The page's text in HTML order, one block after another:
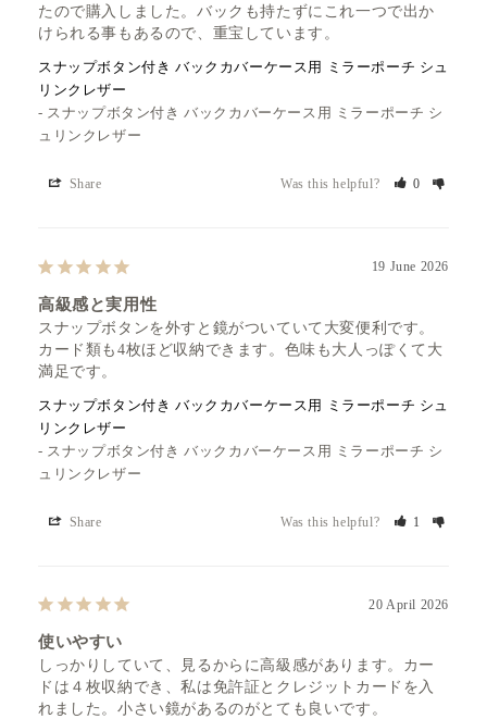
たので購入しました。バックも持たずにこれ一つで出か
けられる事もあるので、重宝しています。
スナップボタン付き バックカバーケース用 ミラーポーチ シュ
リンクレザー
スナップボタン付き バックカバーケース用 ミラーポーチ シ
ュリンクレザー
Share Was this helpful? 0
19 June 2026
高級感と実用性
スナップボタンを外すと鏡がついていて大変便利です。
カード類も4枚ほど収納できます。色味も大人っぽくて大
満足です。
スナップボタン付き バックカバーケース用 ミラーポーチ シュ
リンクレザー
スナップボタン付き バックカバーケース用 ミラーポーチ シ
ュリンクレザー
Share Was this helpful? 1
20 April 2026
使いやすい
しっかりしていて、見るからに高級感があります。カー
ドは４枚収納でき、私は免許証とクレジットカードを入
れました。小さい鏡があるのがとても良いです。